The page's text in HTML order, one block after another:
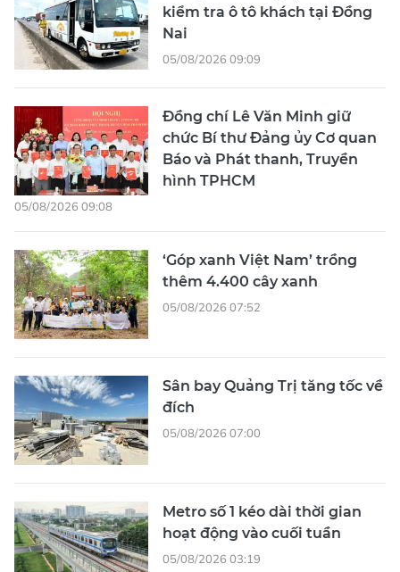
kiểm tra ô tô khách tại Đồng
Nai
05/08/2026 09:09
Đồng chí Lê Văn Minh giữ
chức Bí thư Đảng ủy Cơ quan
Báo và Phát thanh, Truyền
hình TPHCM
05/08/2026 09:08
‘Góp xanh Việt Nam’ trồng
thêm 4.400 cây xanh
05/08/2026 07:52
Sân bay Quảng Trị tăng tốc về
đích
05/08/2026 07:00
Metro số 1 kéo dài thời gian
hoạt động vào cuối tuần
05/08/2026 03:19